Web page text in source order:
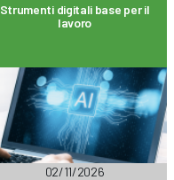
Strumenti digitali base per il
lavoro
02/11/2026